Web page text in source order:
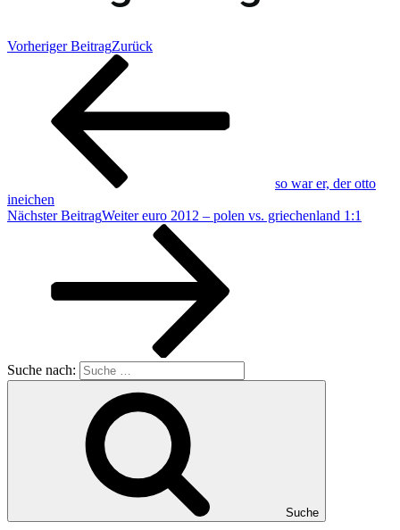
Vorheriger BeitragZurück
so war er, der otto
ineichen
Nächster BeitragWeiter euro 2012 – polen vs. griechenland 1:1
Suche nach:
Suche